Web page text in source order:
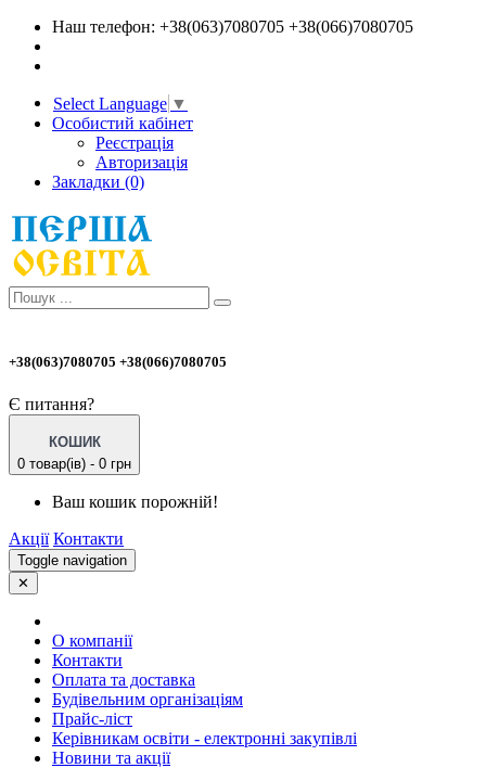
Наш телефон: +38(063)7080705 +38(066)7080705
Select Language ▼
Особистий кабінет
Реєстрація
Авторизація
Закладки (0)
+38(063)7080705 +38(066)7080705
Є питання?
КОШИК
0 товар(ів) - 0 грн
Ваш кошик порожній!
Акції Контакти
Toggle navigation
✕
О компанії
Контакти
Оплата та доставка
Будівельним організаціям
Прайс-ліст
Керівникам освіти - електронні закупівлі
Новини та акції